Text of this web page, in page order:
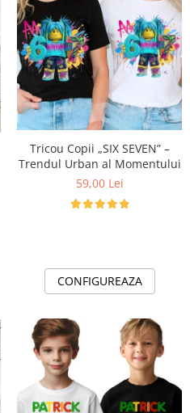
Tricou Copii „SIX SEVEN” –
Trendul Urban al Momentului
59,00 Lei
CONFIGUREAZA